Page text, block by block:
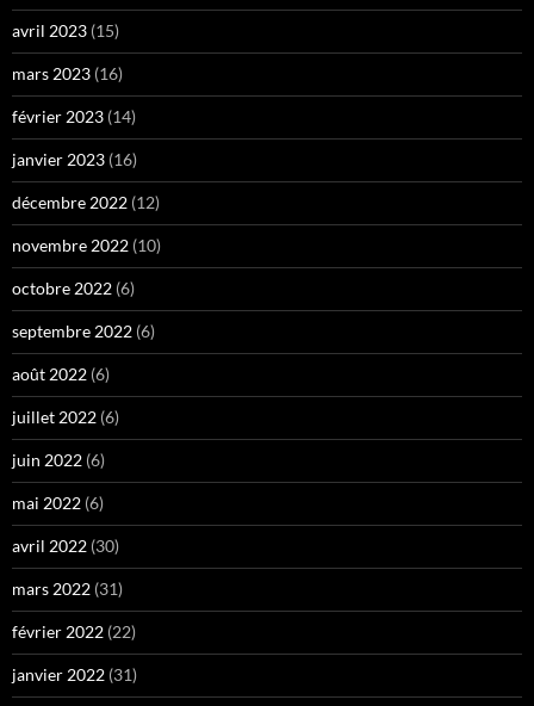
avril 2023 (15)
mars 2023 (16)
février 2023 (14)
janvier 2023 (16)
décembre 2022 (12)
novembre 2022 (10)
octobre 2022 (6)
septembre 2022 (6)
août 2022 (6)
juillet 2022 (6)
juin 2022 (6)
mai 2022 (6)
avril 2022 (30)
mars 2022 (31)
février 2022 (22)
janvier 2022 (31)